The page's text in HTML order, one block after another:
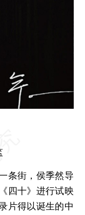
街，侯季然导
四十》进行试映
片得以诞生的中